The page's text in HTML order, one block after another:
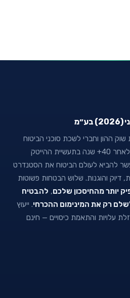
ההון וחברי לשכת סוכני הביטוח
בישראל. נוסדה ע״י זאב יופה לאחר 40+ שנה בתעשיית ההייטק
להביא לעולם הביטוח את הסטנדרט
דיוק והוגנות. שלוש הבטחות פשוטות
יותר מהחיסכון שלכם, להבטיח
רק את המינימום ההכרחי. ייעוץ
עלויות והתאמת כיסויים — חינם